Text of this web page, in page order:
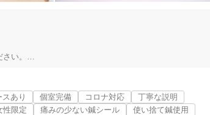
い。
のサポートを行っています。
あり 個室完備 コロナ対応
丁寧な説明
性限定 痛みの少ない鍼シール 使い捨て鍼使用